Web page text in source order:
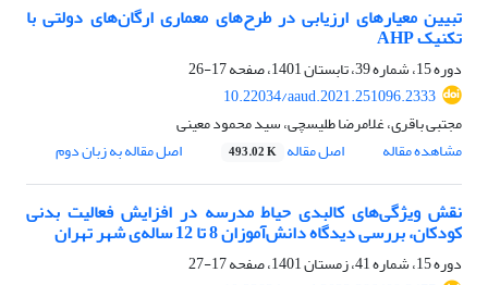
تبیین معیارهای ارزیابی در طرح‌های معماری ارگان‌های دولتی با
تکنیک AHP
دوره 15، شماره 39، تابستان 1401، صفحه
17-26
10.22034/aaud.2021.251096.2333
مجتبی باقری، غلامرضا طلیسچی، سید محمود معینی
مشاهده مقاله
اصل مقاله 493.02 K اصل مقاله به زبان دوم
نقش ویژگی‌های کالبدی حیاط مدرسه در افزایش فعالیت بدنی
کودکان، بررسی دیدگاه دانش‌آموزان 8 تا 12 ساله‌ی شهر تهران
دوره 15، شماره 41، زمستان 1401، صفحه
17-27